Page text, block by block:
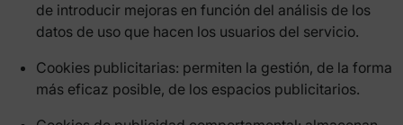
de introducir mejoras en función del análisis de los
datos de uso que hacen los usuarios del servicio.
Cookies publicitarias: permiten la gestión, de la forma
más eficaz posible, de los espacios publicitarios.